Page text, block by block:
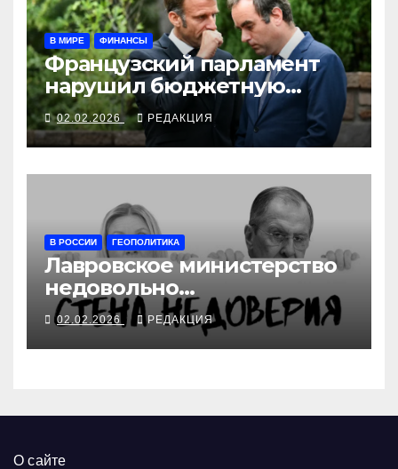
В МИРЕ ФИНАНСЫ
Французский парламент
нарушил бюджетную
стабильность ради
стабильности
политической
02.02.2026 РЕДАКЦИЯ
В РОССИИ ГЕОПОЛИТИКА
Лавровское министерство
недовольно
медлительностью Трампа в
прогибе перед Москвой
02.02.2026 РЕДАКЦИЯ
О сайте